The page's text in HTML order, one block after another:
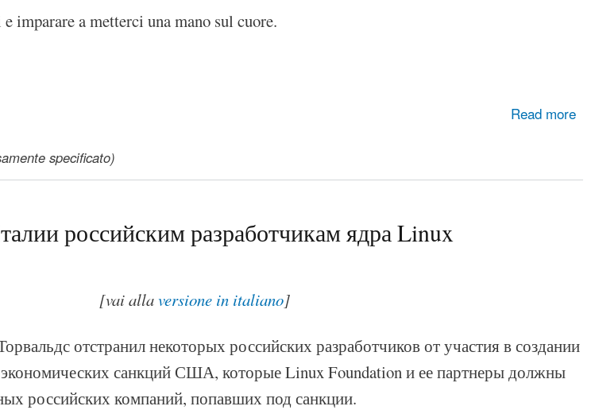
imparare a metterci una mano sul cuore.
Read more
specificato)
российским разработчикам ядра Linux
[vai allaversione in italiano]
отстранил некоторых российских разработчиков от участия в создании
экономических санкций США, которые Linux Foundation и ее партнеры должны
российских компаний, попавших под санкции.